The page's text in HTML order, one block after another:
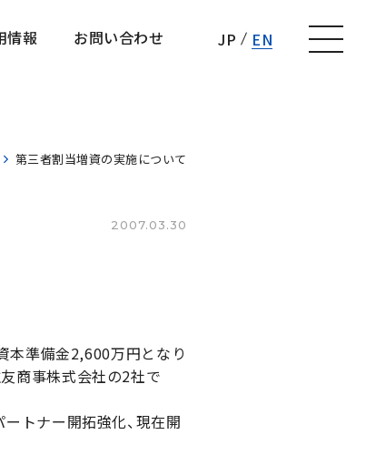
情報
お問い合わせ
JP EN
第三者割当増資の実施について
2007.03.30
本準備金2,600万円となり
商事株式会社の2社で
ートナー開拓強化、現在開